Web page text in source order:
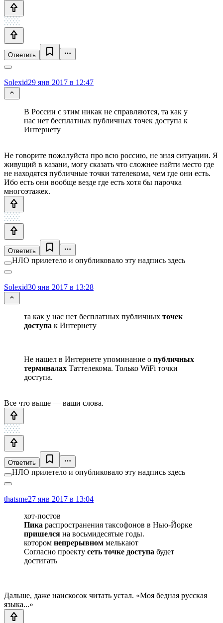
Ответить
Solexid29 янв 2017 в 12:47
В России с этим никак не справляются, та как у
нас нет бесплатных публичных точек доступа к
Интернету
Не говорите пожалуйста про всю россию, не зная ситуации. Я
живущий в казани, могу сказать что сложнее найти место где
не находятся публичные точки тателекома, чем где они есть.
Ибо есть они вообще везде где есть хотя бы парочка
многоэтажек.
Ответить
НЛО прилетело и опубликовало эту надпись здесь
Solexid30 янв 2017 в 13:28
та как у нас нет бесплатных публичных точек
доступа к Интернету
Не нашел в Интернете упоминание о публичных
терминалах Таттелекома. Только WiFi точки
доступа.
Все что выше — ваши слова.
Ответить
НЛО прилетело и опубликовало эту надпись здесь
thatsme27 янв 2017 в 13:04
хот-постов
Пика распространения таксофонов в Нью-Йорке
пришелся на восьмидесятые годы.
котором непрерывном мелькают
Согласно проекту сеть точке доступа будет
достигать
Дальше, даже наискосок читать устал. «Моя бедная русская
языка...»